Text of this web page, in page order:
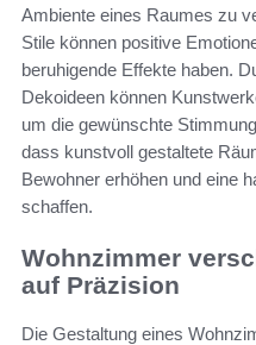
Ambiente eines Raumes zu
Stile können positive
beruhigende Effekte haben.
Dekoideen können
um die gewünschte
dass kunstvoll gestaltete
Bewohner erhöhen und eine
schaffen.
Wohnzimmer
auf Präzision
Die Gestaltung eines